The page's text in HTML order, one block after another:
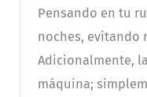
Pensando en tu
noches, evitando
Adicionalmente,
máquina;